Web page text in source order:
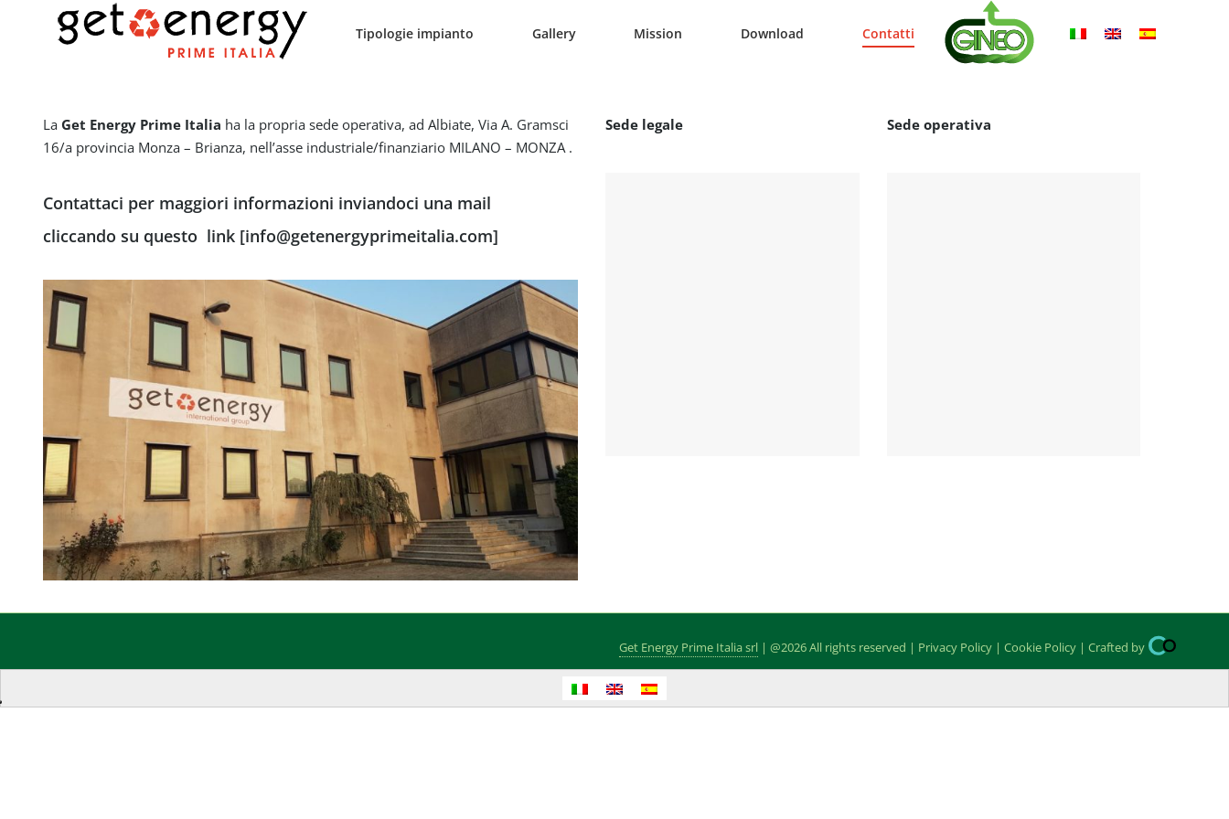
Tipologie impianto Gallery Mission Download Contatti
La Get Energy Prime Italia ha la propria sede operativa, ad Albiate, Via A. Gramsci
16/a provincia Monza – Brianza, nell’asse industriale/finanziario MILANO – MONZA .
Contattaci per maggiori informazioni inviandoci una mail
cliccando su questo link [info@getenergyprimeitalia.com]
Sede legale Sede operativa
Get Energy Prime Italia srl | @2026 All rights reserved | Privacy Policy | Cookie Policy | Crafted by